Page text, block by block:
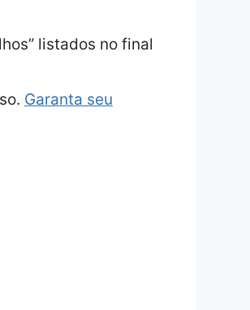
listados no final
Garanta seu